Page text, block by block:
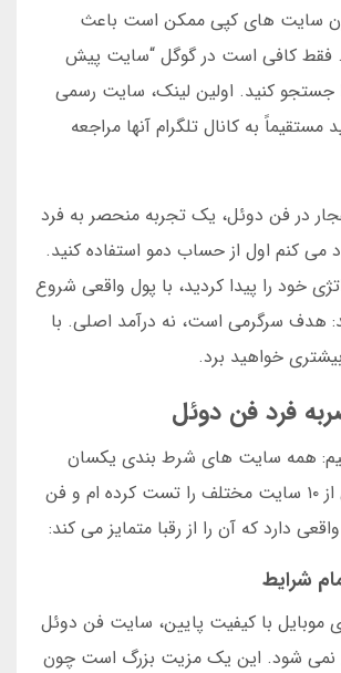
سایت های کپی ممکن است باعث
فقط کافی است در گوگل “سایت پیش
جستجو کنید. اولین لینک، سایت رسمی
به کانال تلگرام آنها مراجعه
در فن دوئل، یک تجربه منحصر به فرد
کنم اول از حساب دمو استفاده کنید.
خود را پیدا کردید، با پول واقعی شروع
هدف سرگرمی است، نه درآمد اصلی. با
خواهید برد.
فرد فن دوئل
همه سایت های شرط بندی یکسان
نیستند. من بیش از ۱۰ سایت مختلف را تست کرده ام و فن
دارد که آن را از رقبا متمایز می کند:
شرایط
با کیفیت پایین، سایت فن دوئل
نمی شود. این یک مزیت بزرگ است چون